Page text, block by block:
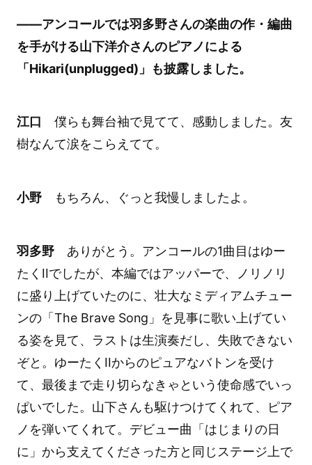
――アンコールでは羽多野さんの楽曲の作・編曲
を手がける山下洋介さんのピアノによる
「Hikari(unplugged)」も披露しました。
江口 僕らも舞台袖で見てて、感動しました。友
樹なんて涙をこらえてて。
小野もちろん、ぐっと我慢しましたよ。
羽多野ありがとう。アンコールの1曲目はゆー
たくIIでしたが、本編ではアッパーで、ノリノリ
に盛り上げていたのに、壮大なミディアムチュー
ンの「The Brave Song」を見事に歌い上げてい
る姿を見て、ラストは生演奏だし、失敗できない
ぞと。ゆーたくIIからのピュアなバトンを受け
て、最後まで走り切らなきゃという使命感でいっ
ぱいでした。山下さんも駆けつけてくれて、ピア
ノを弾いてくれて。デビュー曲「はじまりの日
に」から支えてくださった方と同じステージ上で